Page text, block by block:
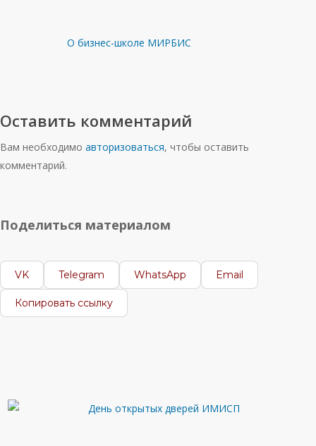
О бизнес-школе МИРБИС
Оставить комментарий
Вам необходимо авторизоваться, чтобы оставить
комментарий.
Поделиться материалом
VK Telegram WhatsApp Email
Копировать ссылку